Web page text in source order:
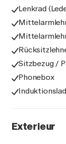
Lenkrad
Sitzbezug /
Phonebox
Exterieur